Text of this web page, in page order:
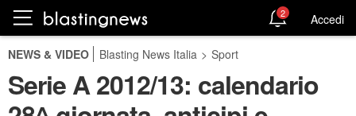
2 Accedi
NEWS & VIDEO Blasting News Italia > Sport
Serie A 2012/13: calendario